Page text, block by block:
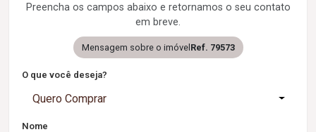
Preencha os campos abaixo e retornamos o seu contato
em breve.
Mensagem sobre o imóvelRef. 79573
O que você deseja?
Quero Comprar
Nome